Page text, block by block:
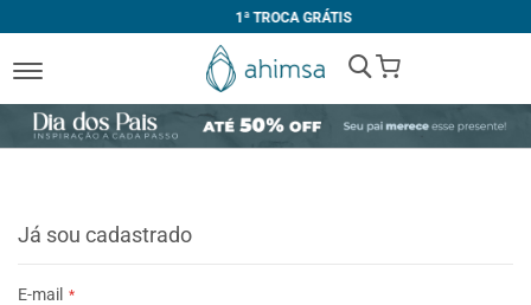
1ª TROCA GRÁTIS
My Cart
Já sou cadastrado
E-mail